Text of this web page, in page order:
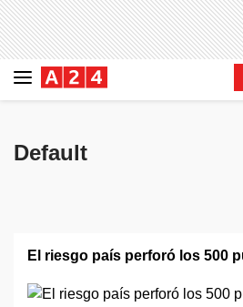
Default
El riesgo país perforó los 500